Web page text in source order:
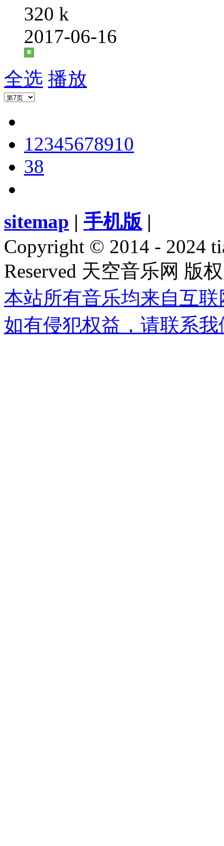
320 k
2017-06-16
全选 播放
12345678910
38
sitemap | 手机版 |
Copyright © 2014 - 2024
Reserved 天空音乐网 版
本站所有音乐均来自互
如有侵犯权益，请联系